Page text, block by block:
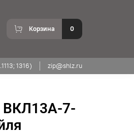
Корзина 0
1316) zip@shlz.ru
ВКЛ13А-7-